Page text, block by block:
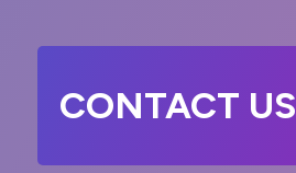
CONTACT US